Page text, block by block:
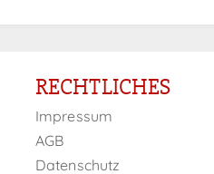
RECHTLICHES
Impressum
AGB
Datenschutz